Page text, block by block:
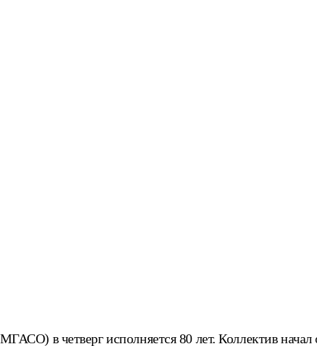
в четверг исполняется 80 лет. Коллектив